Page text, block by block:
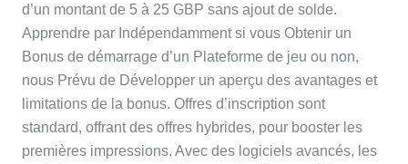
d’un montant de 5 à 25 GBP sans ajout de solde.
Apprendre par Indépendamment si vous Obtenir un
Bonus de démarrage d’un Plateforme de jeu ou non,
nous Prévu de Développer un aperçu des avantages et
limitations de la bonus. Offres d’inscription sont
standard, offrant des offres hybrides, pour booster les
premières impressions. Avec des logiciels avancés, les